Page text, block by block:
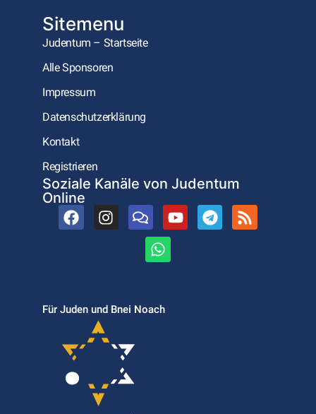
Sitemenu
Judentum – Startseite
Alle Sponsoren
Impressum
Datenschutzerklärung
Kontakt
Registrieren
Soziale Kanäle von Judentum
Online
Für Juden und Bnei Noach